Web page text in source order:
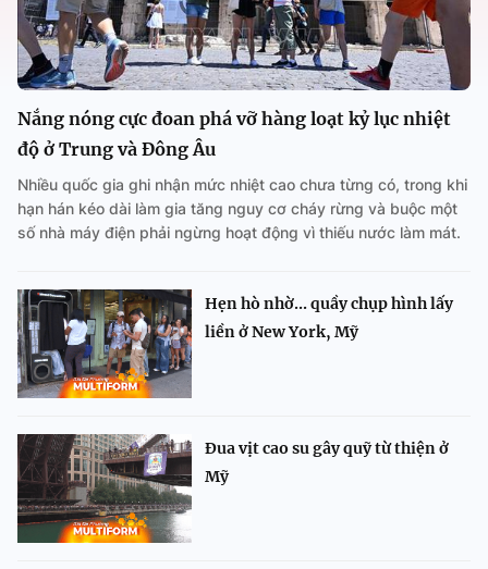
Nắng nóng cực đoan phá vỡ hàng loạt kỷ lục nhiệt
độ ở Trung và Đông Âu
Nhiều quốc gia ghi nhận mức nhiệt cao chưa từng có, trong khi
hạn hán kéo dài làm gia tăng nguy cơ cháy rừng và buộc một
số nhà máy điện phải ngừng hoạt động vì thiếu nước làm mát.
Hẹn hò nhờ... quầy chụp hình lấy
liền ở New York, Mỹ
Đua vịt cao su gây quỹ từ thiện ở
Mỹ